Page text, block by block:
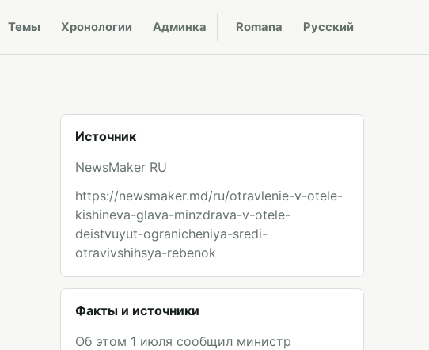
Темы Хронологии Админка Romana Русский
Источник
NewsMaker RU
https://newsmaker.md/ru/otravlenie-v-otele-
kishineva-glava-minzdrava-v-otele-
deistvuyut-ogranicheniya-sredi-
otravivshihsya-rebenok
Факты и источники
Об этом 1 июля сообщил министр